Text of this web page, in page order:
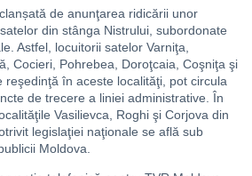
de anunţarea ridicării unor
din stânga Nistrului, subordonate
Astfel, locuitorii satelor Varniţa,
Cocieri, Pohrebea, Doroţcaia, Coşniţa şi
reşedinţă în aceste localităţi, pot circula
de trecere a liniei administrative. În
Vasilievca, Roghi şi Corjova din
legislaţiei naţionale se află sub
Moldova.